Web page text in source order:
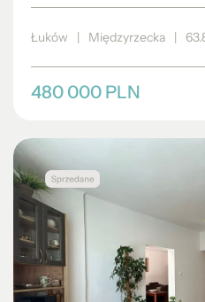
Łuków | Międzyrzecka |
480 000 PLN